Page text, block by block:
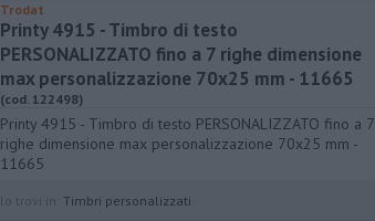
Trodat
Printy 4915 - Timbro di testo
PERSONALIZZATO fino a 7 righe dimensione
max personalizzazione 70x25 mm - 11665
(cod. 122498)
Printy 4915 - Timbro di testo PERSONALIZZATO fino a 7
righe dimensione max personalizzazione 70x25 mm -
11665
Timbri personalizzati